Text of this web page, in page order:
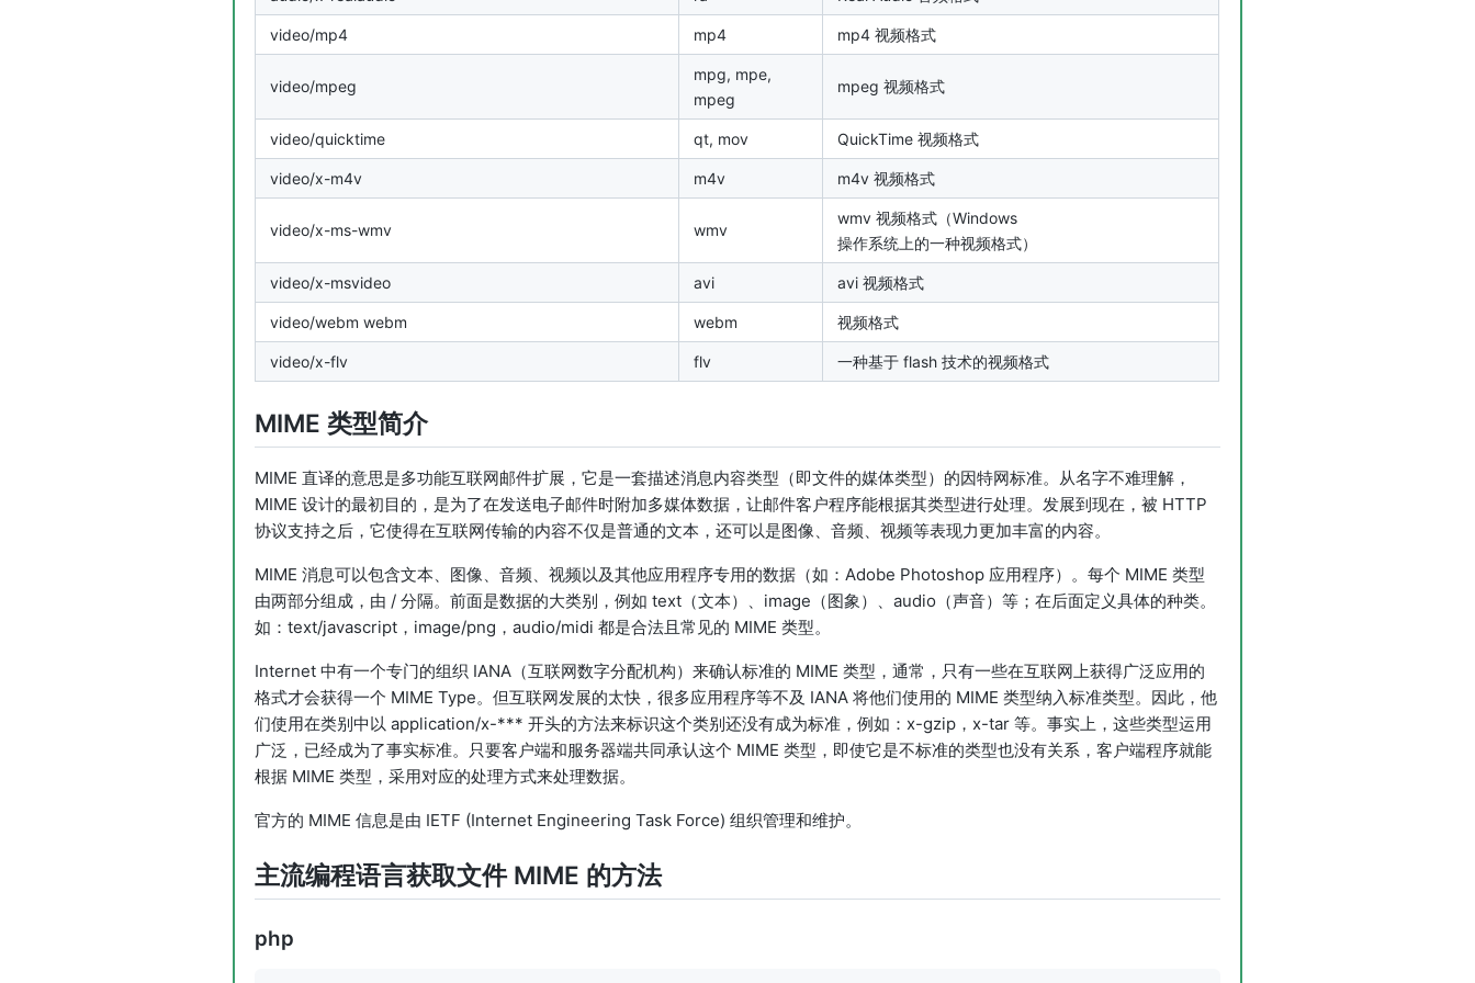
video/mp4 mp4 mp4 视频格式
video/mpeg
mpg, mpe,
mpeg
mpeg 视频格式
video/quicktime qt, mov QuickTime 视频格式
video/x-m4v m4v m4v 视频格式
video/x-ms-wmv wmv
wmv 视频格式（Windows
操作系统上的一种视频格式）
video/x-msvideo avi avi 视频格式
video/webm webm webm 视频格式
video/x-flv flv 一种基于 flash 技术的视频格式
MIME 类型简介
MIME 直译的意思是多功能互联网邮件扩展，它是一套描述消息内容类型（即文件的媒体类型）的因特网标准。从名字不难理解，
MIME 设计的最初目的，是为了在发送电子邮件时附加多媒体数据，让邮件客户程序能根据其类型进行处理。发展到现在，被 HTTP
协议支持之后，它使得在互联网传输的内容不仅是普通的文本，还可以是图像、音频、视频等表现力更加丰富的内容。
MIME 消息可以包含文本、图像、音频、视频以及其他应用程序专用的数据（如：Adobe Photoshop 应用程序）。每个 MIME 类型
由两部分组成，由 / 分隔。前面是数据的大类别，例如 text（文本）、image（图象）、audio（声音）等；在后面定义具体的种类。
如：text/javascript，image/png，audio/midi 都是合法且常见的 MIME 类型。
Internet 中有一个专门的组织 IANA（互联网数字分配机构）来确认标准的 MIME 类型，通常，只有一些在互联网上获得广泛应用的
格式才会获得一个 MIME Type。但互联网发展的太快，很多应用程序等不及 IANA 将他们使用的 MIME 类型纳入标准类型。因此，他
们使用在类别中以 application/x-*** 开头的方法来标识这个类别还没有成为标准，例如：x-gzip，x-tar 等。事实上，这些类型运用
广泛，已经成为了事实标准。只要客户端和服务器端共同承认这个 MIME 类型，即使它是不标准的类型也没有关系，客户端程序就能
根据 MIME 类型，采用对应的处理方式来处理数据。
官方的 MIME 信息是由 IETF (Internet Engineering Task Force) 组织管理和维护。
主流编程语言获取文件 MIME 的方法
php